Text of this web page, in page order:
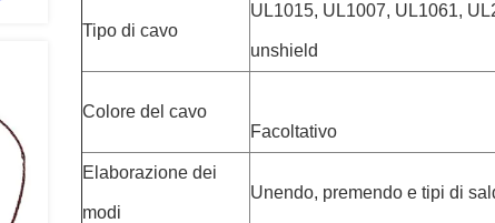
Tipo di cavo
UL1015, UL1007, UL1061,
unshield
Colore del cavo
Facoltativo
Elaborazione dei
modi
Unendo, premendo e tipi di